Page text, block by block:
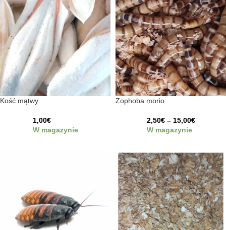
Kość mątwy
1,00€
W magazynie
Zophoba morio
2,50€ – 15,00€
W magazynie